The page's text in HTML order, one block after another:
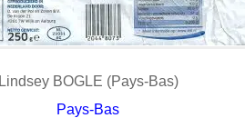
Lindsey BOGLE (Pays-Bas)
Pays-Bas